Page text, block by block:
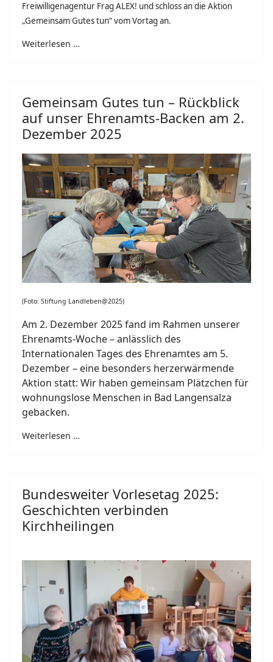
Freiwilligenagentur Frag ALEX! und schloss an die Aktion
„Gemeinsam Gutes tun“ vom Vortag an.
Weiterlesen …
Gemeinsam Gutes tun – Rückblick
auf unser Ehrenamts-Backen am 2.
Dezember 2025
(Foto: Stiftung Landleben@2025)
Am 2. Dezember 2025 fand im Rahmen unserer
Ehrenamts-Woche – anlässlich des
Internationalen Tages des Ehrenamtes am 5.
Dezember – eine besonders herzerwärmende
Aktion statt: Wir haben gemeinsam Plätzchen für
wohnungslose Menschen in Bad Langensalza
gebacken.
Weiterlesen …
Bundesweiter Vorlesetag 2025:
Geschichten verbinden
Kirchheilingen